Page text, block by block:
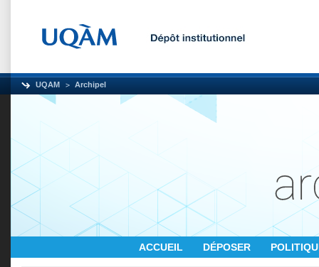
UQAM Archipel
ACCUEIL DÉPOSER